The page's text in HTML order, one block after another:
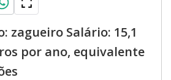
zagueiro Salário: 15,1
por ano, equivalente